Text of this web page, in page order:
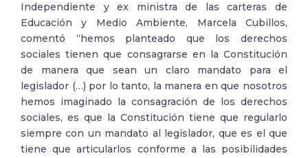
Independiente y ex ministra de las carteras de
Educación y Medio Ambiente, Marcela Cubillos,
comentó “hemos planteado que los derechos
sociales tienen que consagrarse en la Constitución
de manera que sean un claro mandato para el
legislador (…) por lo tanto, la manera en que nosotros
hemos imaginado la consagración de los derechos
sociales, es que la Constitución tiene que regularlo
siempre con un mandato al legislador, que es el que
tiene que articularlos conforme a las posibilidades